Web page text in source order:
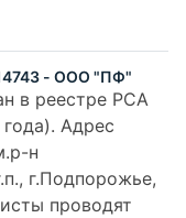
- ООО "ПФ"
в реестре РСА
Адрес
н
г.Подпорожье,
проводят